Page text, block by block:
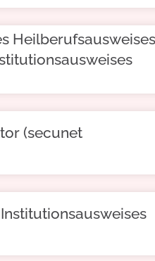
Heilberufsausweises
(secunet